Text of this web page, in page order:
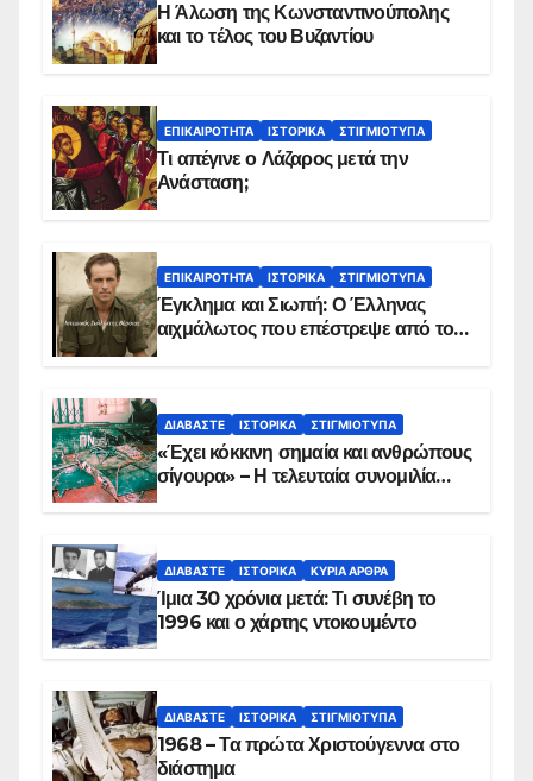
Η Άλωση της Κωνσταντινούπολης
και το τέλος του Βυζαντίου
ΕΠΙΚΑΙΡΌΤΗΤΑ ΙΣΤΟΡΙΚΆ ΣΤΙΓΜΙΌΤΥΠΑ
Τι απέγινε ο Λάζαρος μετά την
Ανάσταση;
ΕΠΙΚΑΙΡΌΤΗΤΑ ΙΣΤΟΡΙΚΆ ΣΤΙΓΜΙΌΤΥΠΑ
Έγκλημα και Σιωπή: Ο Έλληνας
αιχμάλωτος που επέστρεψε από το
ΔΙΑΒΆΣΤΕ ΙΣΤΟΡΙΚΆ ΣΤΙΓΜΙΌΤΥΠΑ
«Έχει κόκκινη σημαία και ανθρώπους
σίγουρα» – Η τελευταία συνομιλία
ΔΙΑΒΆΣΤΕ ΙΣΤΟΡΙΚΆ ΚΥΡΙΑ ΑΡΘΡΑ
Ίμια 30 χρόνια μετά: Τι συνέβη το
1996 και ο χάρτης ντοκουμέντο
ΔΙΑΒΆΣΤΕ ΙΣΤΟΡΙΚΆ ΣΤΙΓΜΙΌΤΥΠΑ
1968 – Τα πρώτα Χριστούγεννα στο
διάστημα